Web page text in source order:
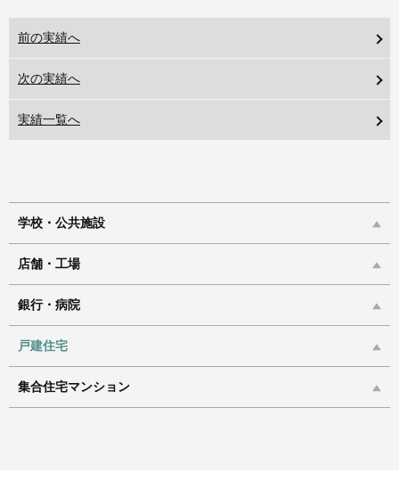
前の実績へ
次の実績へ
実績一覧へ
学校・公共施設
店舗・工場
銀行・病院
戸建住宅
集合住宅マンション